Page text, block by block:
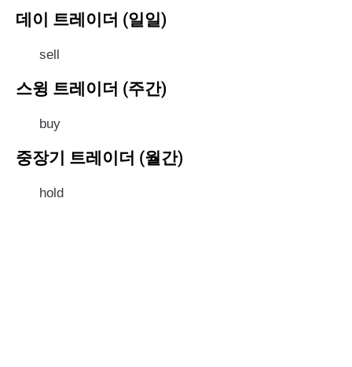
데이 트레이더 (일일)
sell
스윙 트레이더 (주간)
buy
중장기 트레이더 (월간)
hold